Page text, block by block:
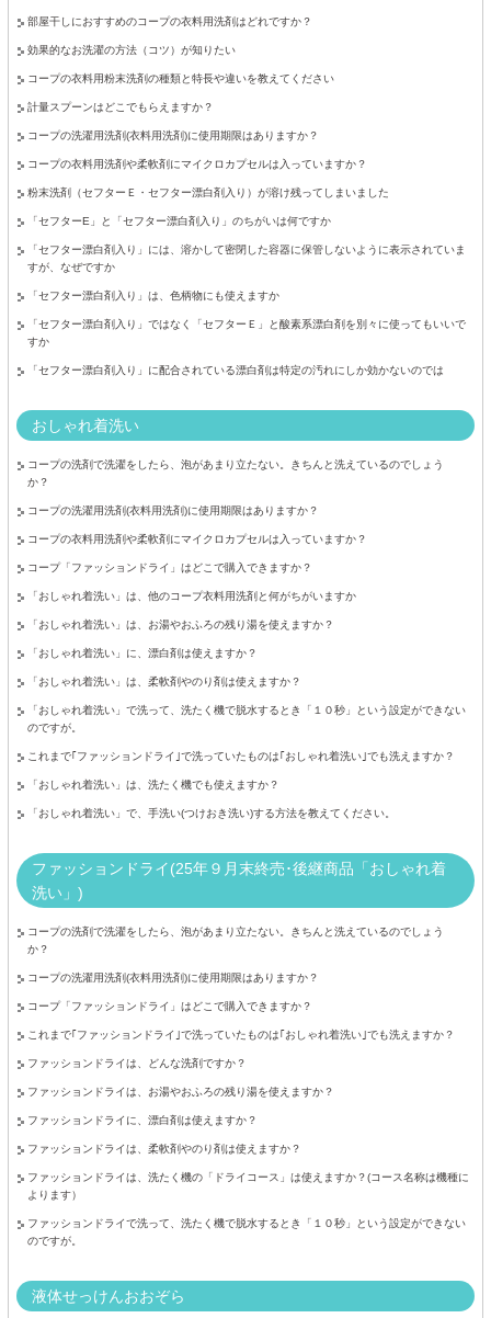
部屋干しにおすすめのコープの衣料用洗剤はどれですか？
効果的なお洗濯の方法（コツ）が知りたい
コープの衣料用粉末洗剤の種類と特長や違いを教えてください
計量スプーンはどこでもらえますか？
コープの洗濯用洗剤(衣料用洗剤)に使用期限はありますか？
コープの衣料用洗剤や柔軟剤にマイクロカプセルは入っていますか？
粉末洗剤（セフターＥ・セフター漂白剤入り）が溶け残ってしまいました
「セフターE」と「セフター漂白剤入り」のちがいは何ですか
「セフター漂白剤入り」には、溶かして密閉した容器に保管しないように表示されていま
すが、なぜですか
「セフター漂白剤入り」は、色柄物にも使えますか
「セフター漂白剤入り」ではなく「セフターＥ」と酸素系漂白剤を別々に使ってもいいで
すか
「セフター漂白剤入り」に配合されている漂白剤は特定の汚れにしか効かないのでは
おしゃれ着洗い
コープの洗剤で洗濯をしたら、泡があまり立たない。きちんと洗えているのでしょう
か？
コープの洗濯用洗剤(衣料用洗剤)に使用期限はありますか？
コープの衣料用洗剤や柔軟剤にマイクロカプセルは入っていますか？
コープ「ファッションドライ」はどこで購入できますか？
「おしゃれ着洗い」は、他のコープ衣料用洗剤と何がちがいますか
「おしゃれ着洗い」は、お湯やおふろの残り湯を使えますか？
「おしゃれ着洗い」に、漂白剤は使えますか？
「おしゃれ着洗い」は、柔軟剤やのり剤は使えますか？
「おしゃれ着洗い」で洗って、洗たく機で脱水するとき「１０秒」という設定ができない
のですが。
これまで｢ファッションドライ｣で洗っていたものは｢おしゃれ着洗い｣でも洗えますか？
「おしゃれ着洗い」は、洗たく機でも使えますか？
「おしゃれ着洗い」で、手洗い(つけおき洗い)する方法を教えてください。
ファッションドライ(25年９月末終売･後継商品「おしゃれ着
洗い」)
コープの洗剤で洗濯をしたら、泡があまり立たない。きちんと洗えているのでしょう
か？
コープの洗濯用洗剤(衣料用洗剤)に使用期限はありますか？
コープ「ファッションドライ」はどこで購入できますか？
これまで｢ファッションドライ｣で洗っていたものは｢おしゃれ着洗い｣でも洗えますか？
ファッションドライは、どんな洗剤ですか？
ファッションドライは、お湯やおふろの残り湯を使えますか？
ファッションドライに、漂白剤は使えますか？
ファッションドライは、柔軟剤やのり剤は使えますか？
ファッションドライは、洗たく機の「ドライコース」は使えますか？(コース名称は機種に
よります）
ファッションドライで洗って、洗たく機で脱水するとき「１０秒」という設定ができない
のですが。
液体せっけんおおぞら